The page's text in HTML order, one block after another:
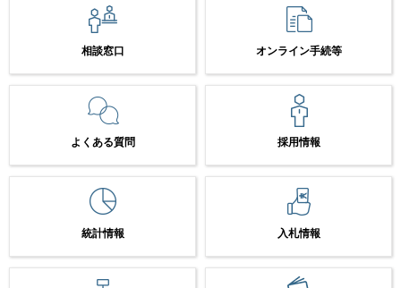
相談窓口 オンライン手続等
よくある質問 採用情報
統計情報 入札情報